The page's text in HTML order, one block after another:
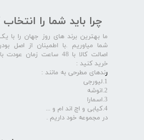
چرا باید شما را
ما بهترین برند های روز جهان را با
شما میاوریم .با اطمینان از اصل
اصالت کالا با 48 ساعت زمان
خرید کنید :
رندهای مطرحی به مانند :
1.لیورجی
2.انوشه
3.اسمارا
4.کیابی و اچ اند ام و ...
در مجموعه خود داریم .​​​​​​​